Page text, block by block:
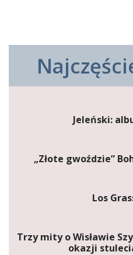
Jeleński:
„Złote gwoździe”
Los
Trzy mity o Wisławie
okazji